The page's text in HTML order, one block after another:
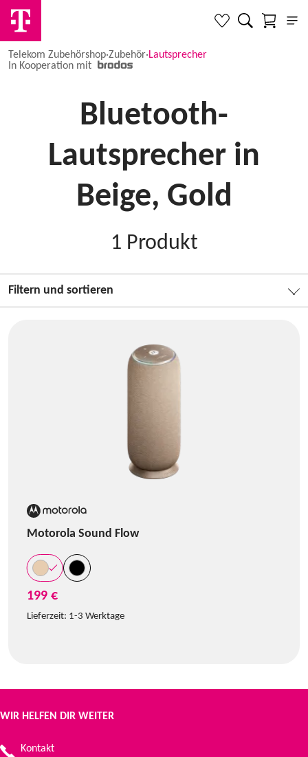
Telekom Zubehörshop·Zubehör·Lautsprecher
In Kooperation mit
Bluetooth-
Lautsprecher in
Beige, Gold
1 Produkt
Filtern und sortieren
Motorola Sound Flow
199 €
Lieferzeit: 1-3 Werktage
WIR HELFEN DIR WEITER
Kontakt